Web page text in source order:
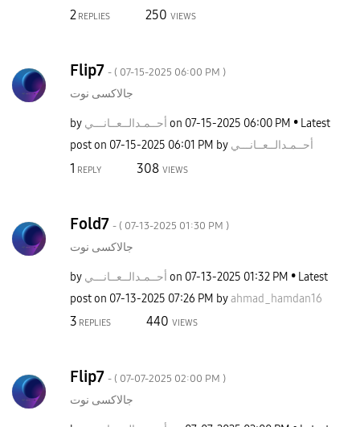
2REPLIES 250 VIEWS
Flip7 - ( ‎07-15-2025 06:00 PM )
جالاكسى نوت
by أحــمـدالــعــانـــي on ‎07-15-2025 06:00 PM
Latest
post on ‎07-15-2025 06:01 PM by أحــمـدالــعــانـــي
1 REPLY 308 VIEWS
Fold7 - ( ‎07-13-2025 01:30 PM )
جالاكسى نوت
by أحــمـدالــعــانـــي on ‎07-13-2025 01:32 PM
Latest
post on ‎07-13-2025 07:26 PM byahmad_hamdan16
3 REPLIES 440 VIEWS
Flip7 - ( ‎07-07-2025 02:00 PM )
جالاكسى نوت